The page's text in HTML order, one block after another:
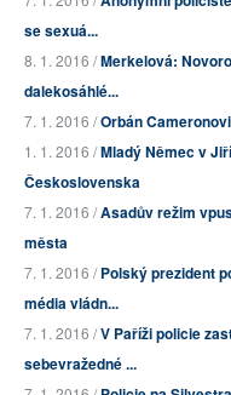
se sexuá...
8. 1. 2016 /Merkelová:
dalekosáhlé...
7. 1. 2016 /Orbán
1. 1. 2016 /Mladý Němec v
Československa
7. 1. 2016 /Asadův režim
města
7. 1. 2016 /Polský prezident
média vládn...
7. 1. 2016 /V Paříži policie
sebevražedné ...